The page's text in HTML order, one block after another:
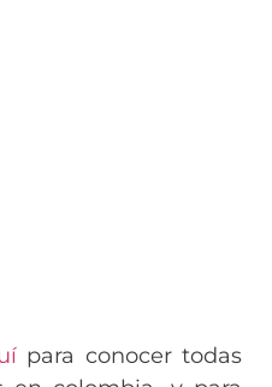
para conocer todas